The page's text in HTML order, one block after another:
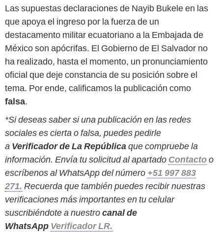
Las supuestas declaraciones de Nayib Bukele en las
que apoya el ingreso por la fuerza de un
destacamento militar ecuatoriano a la Embajada de
México son apócrifas. El Gobierno de El Salvador no
ha realizado, hasta el momento, un pronunciamiento
oficial que deje constancia de su posición sobre el
tema. Por ende, calificamos la publicación como
falsa.
*Si deseas saber si una publicación en las redes
sociales es cierta o falsa, puedes pedirle
a Verificador de La Repúblicaque compruebe la
información. Envía tu solicitud al apartado Contactoo
escríbenos al WhatsApp del número +51 997 883
271. Recuerda que también puedes recibir nuestras
verificaciones más importantes en tu celular
suscribiéndote a nuestrocanal de
WhatsApp Verificador LR.